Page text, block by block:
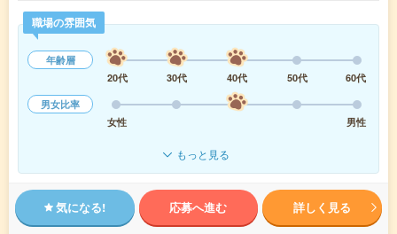
職場の雰囲気
年齢層
20代
30代 40代 50代
60代
男女比率
女性
男性
もっと見る
気になる! 応募へ進む 詳しく見る